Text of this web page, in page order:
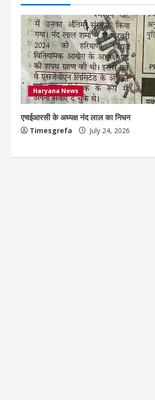
Haryana News
एचईआरसी के अध्यक्ष नंद लाल का निधन
Timesgrefa July 24, 2026